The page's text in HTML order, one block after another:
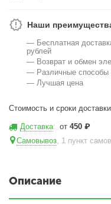
Наши
— Бесплатная
рублей
— Возврат и обмен
— Различные способы
— Лучшая цена
Стоимость и сроки
Доставка: от450 ₽
Самовывоз, 1 пункт
Описание